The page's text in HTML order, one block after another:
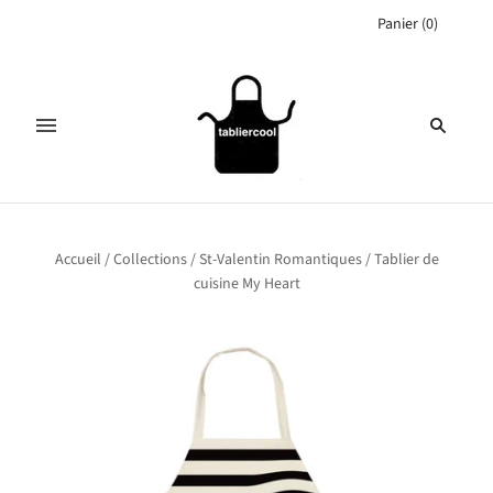
Panier (0)
Accueil /Collections/ St-Valentin Romantiques/Tablier de
cuisine My Heart